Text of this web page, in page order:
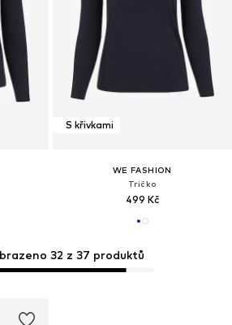
S křivkami
WE FASHION
Tričko
499 Kč
32 z 37 produktů